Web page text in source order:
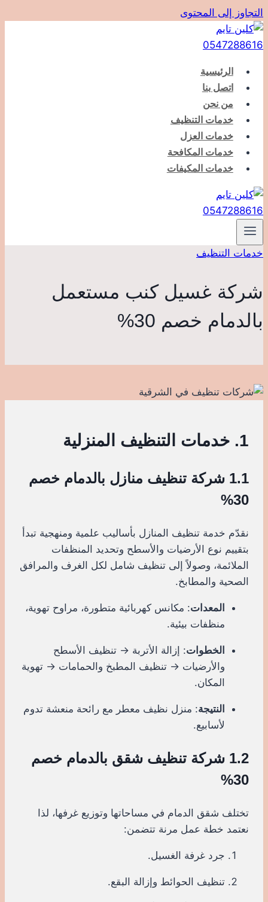
التجاوز إلى المحتوى
الرئيسية
اتصل بنا
من نحن
خدمات التنظيف
خدمات العزل
خدمات المكافحة
خدمات المكيفات
خدمات التنظيف
شركة غسيل كنب مستعمل
بالدمام خصم 30%
1. خدمات التنظيف المنزلية
1.1 شركة تنظيف منازل بالدمام خصم
30%
نقدّم خدمة تنظيف المنازل بأساليب علمية ومنهجية تبدأ
بتقييم نوع الأرضيات والأسطح وتحديد المنظفات
الملائمة، وصولاً إلى تنظيف شامل لكل الغرف والمرافق
الصحية والمطابخ.
المعدات: مكانس كهربائية متطورة، مراوح تهوية،
منظفات بيئية.
الخطوات: إزالة الأتربة → تنظيف الأسطح
والأرضيات → تنظيف المطبخ والحمامات → تهوية
المكان.
النتيجة: منزل نظيف معطر مع رائحة منعشة تدوم
لأسابيع.
1.2 شركة تنظيف شقق بالدمام خصم
30%
تختلف شقق الدمام في مساحاتها وتوزيع غرفها، لذا
نعتمد خطة عمل مرنة تتضمن:
جرد غرفة الغسيل.
تنظيف الحوائط وإزالة البقع.